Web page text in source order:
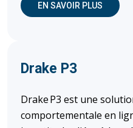
EN SAVOIR PLUS
Drake P3
Drake P3 est une
comportementale en